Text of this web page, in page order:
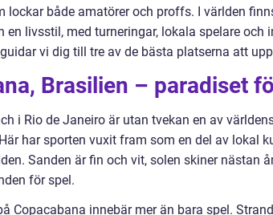
lockar både amatörer och proffs. I världen
en livsstil, med turneringar, lokala spelare och
vi dig till tre av de bästa platserna att
Brasilien – paradiset
i Rio de Janeiro är utan tvekan en av
har sporten vuxit fram som en del av lokal
Sanden är fin och vit, solen skiner nästan
för spel.
Copacabana innebär mer än bara spel.